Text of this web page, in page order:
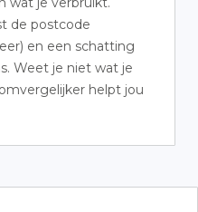
de postcode
en een schatting
Weet je niet wat je
helpt jou